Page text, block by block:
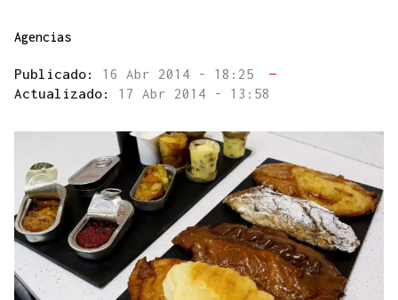
Agencias
Publicado: 16 Abr 2014 - 18:25
—
Actualizado: 17 Abr 2014 - 13:58